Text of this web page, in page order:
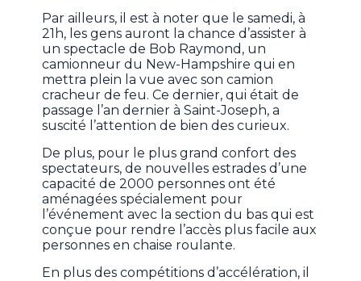
Par ailleurs, il est à noter que le samedi, à
21h, les gens auront la chance d’assister à
un spectacle de Bob Raymond, un
camionneur du New-Hampshire qui en
mettra plein la vue avec son camion
cracheur de feu. Ce dernier, qui était de
passage l’an dernier à Saint-Joseph, a
suscité l’attention de bien des curieux.
De plus, pour le plus grand confort des
spectateurs, de nouvelles estrades d’une
capacité de 2000 personnes ont été
aménagées spécialement pour
l’événement avec la section du bas qui est
conçue pour rendre l’accès plus facile aux
personnes en chaise roulante.
En plus des compétitions d’accélération, il